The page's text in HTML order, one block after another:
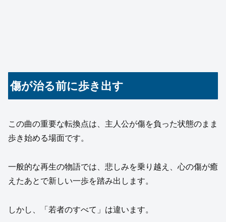
傷が治る前に歩き出す
この曲の重要な転換点は、主人公が傷を負った状態のまま
歩き始める場面です。
一般的な再生の物語では、悲しみを乗り越え、心の傷が癒
えたあとで新しい一歩を踏み出します。
しかし、「若者のすべて」は違います。